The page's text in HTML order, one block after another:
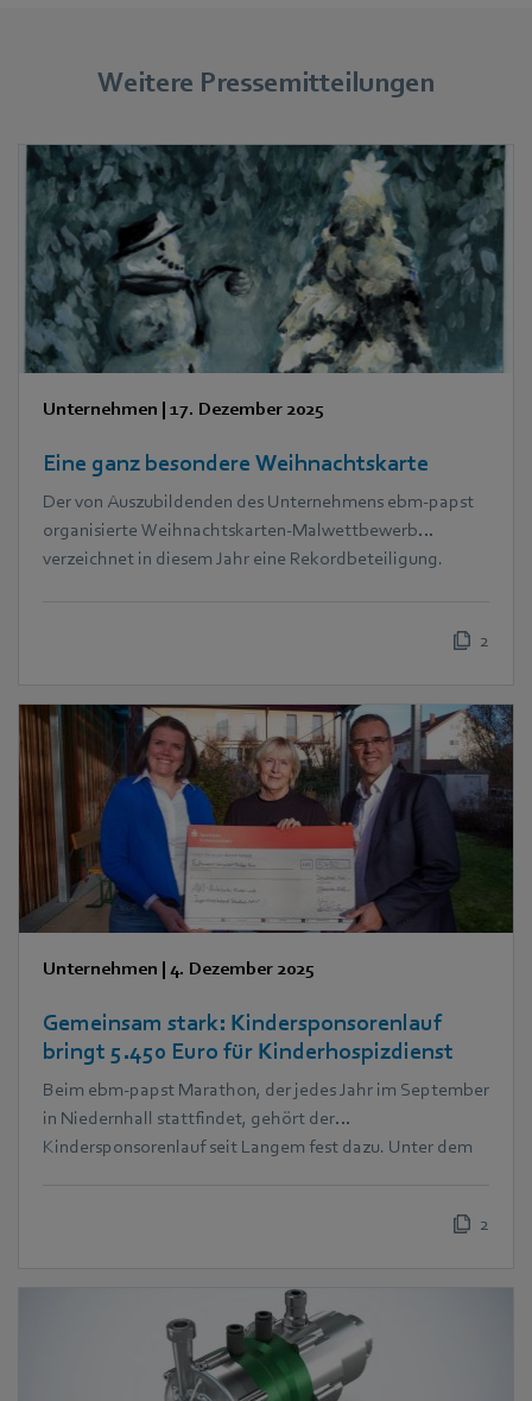
Weitere Pressemitteilungen
Unternehmen 17. Dezember 2025
Eine ganz besondere Weihnachtskarte
Der von Auszubildenden des Unternehmens ebm‑papst
organisierte Weihnachtskarten-Malwettbewerb
verzeichnet in diesem Jahr eine Rekordbeteiligung.
2
Unternehmen 4. Dezember 2025
Gemeinsam stark: Kindersponsorenlauf
bringt 5.450 Euro für Kinderhospizdienst
Beim ebm‑papst Marathon, der jedes Jahr im September
in Niedernhall stattfindet, gehört der
Kindersponsorenlauf seit Langem fest dazu. Unter dem
Jahr kam dabei eine beeindruckende Summe von 5.450
und Jugendhospizdienstes Schwäbisch Hall e.V. (Aki)
2